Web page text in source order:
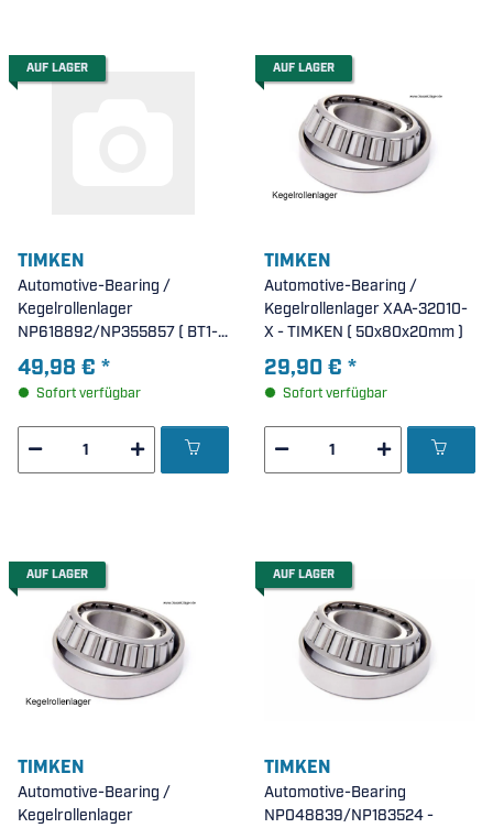
AUF LAGER
TIMKEN
Automotive-Bearing /
Kegelrollenlager
NP618892/NP355857 ( BT1-
0017.A/Q - SKF ) - TIMKEN (
38,112x71,016x18,258mm )
49,98 € *
Sofort verfügbar
AUF LAGER
TIMKEN
Automotive-Bearing /
Kegelrollenlager XAA-32010-
X - TIMKEN ( 50x80x20mm )
29,90 € *
Sofort verfügbar
AUF LAGER
TIMKEN
Automotive-Bearing /
Kegelrollenlager
AUF LAGER
TIMKEN
Automotive-Bearing
NP048839/NP183524 -